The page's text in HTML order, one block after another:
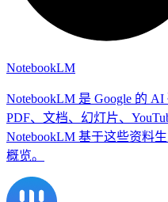
NotebookLM
NotebookLM 是 Google 的
PDF、文档、幻灯片、
NotebookLM 基于这些资料
概览。